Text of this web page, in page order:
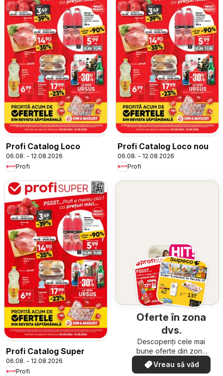
Profi Catalog Loco
06.08. - 12.08.2026
Profi
Profi Catalog Loco nou
06.08. - 12.08.2026
Profi
Profi Catalog Super
06.08. - 12.08.2026
Profi
Oferte în zona
dvs.
Descoperiți cele mai
bune oferte din zona
dumneavoastră
Vreau să văd